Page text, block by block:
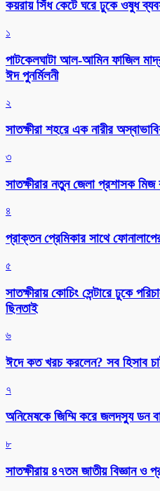
কয়রায় সিঁধ কেটে ঘরে ঢুকে ওষুধ
১
পাটকেলঘাটা আল-আমিন ফাজিল
ঈদ পুনর্মিলনী
২
সাতক্ষীরা শহরে এক নারীর
৩
সাতক্ষীরার নতুন জেলা প্রশাসক
৪
প্রাক্তন প্রেমিকার সাথে
৫
সাতক্ষীরায় কোচিং সেন্টারে ঢুকে
ছিনতাই
৬
ঈদে কত খরচ করলেন? সব হিসাব
৭
অনিমেষকে জিম্মি করে জলদস্যু ডন
৮
সাতক্ষীরায় ৪৭তম জাতীয় বিজ্ঞান